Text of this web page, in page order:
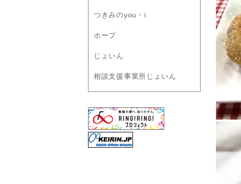
つきみのyou・i
ホープ
じょいん
相談支援事業所じょいん